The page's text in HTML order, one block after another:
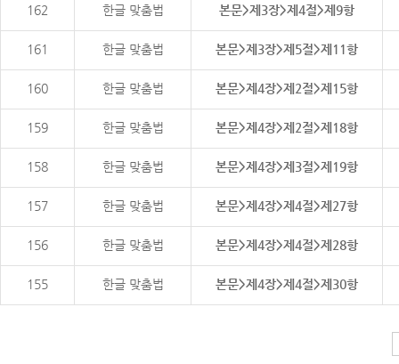
162 한글 맞춤법 본문>제3장>제4절>제9항
161 한글 맞춤법 본문>제3장>제5절>제11항
160 한글 맞춤법 본문>제4장>제2절>제15항
159 한글 맞춤법 본문>제4장>제2절>제18항
158 한글 맞춤법 본문>제4장>제3절>제19항
157 한글 맞춤법 본문>제4장>제4절>제27항
156 한글 맞춤법 본문>제4장>제4절>제28항
155 한글 맞춤법 본문>제4장>제4절>제30항